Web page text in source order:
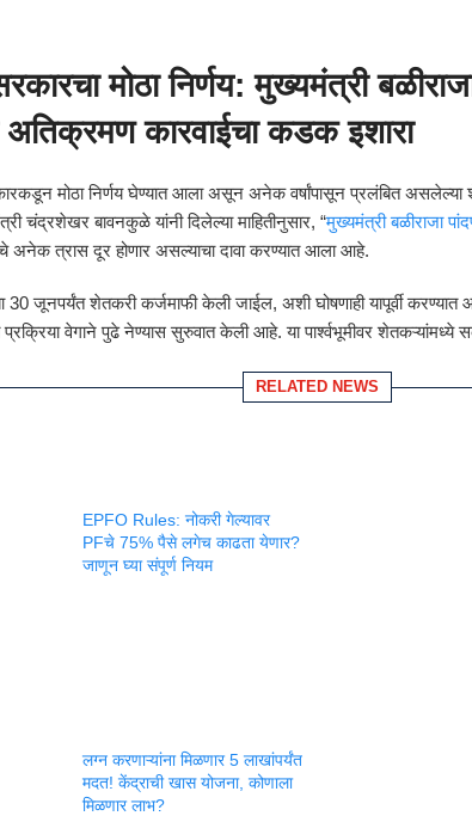
मोठा निर्णय: मुख्यमंत्री
कारवाईचा कडक इशारा
मोठा निर्णय घेण्यात आला असून अनेक वर्षांपासून प्रलंबित
चंद्रशेखर बावनकुळे यांनी दिलेल्या माहितीनुसार, “मुख्यमंत्री बळीराजा
त्रास दूर होणार असल्याचा दावा करण्यात आला आहे.
30 जूनपर्यंत शेतकरी कर्जमाफी केली जाईल, अशी घोषणाही यापूर्वी
वेगाने पुढे नेण्यास सुरुवात केली आहे. या पार्श्वभूमीवर शेतकऱ्यांमध्ये
RELATED NEWS
EPFO Rules: नोकरी गेल्यावर
PFचे 75% पैसे लगेच काढता येणार?
जाणून घ्या संपूर्ण नियम
लग्न करणाऱ्यांना मिळणार 5 लाखांपर्यंत
मदत! केंद्राची खास योजना, कोणाला
मिळणार लाभ?